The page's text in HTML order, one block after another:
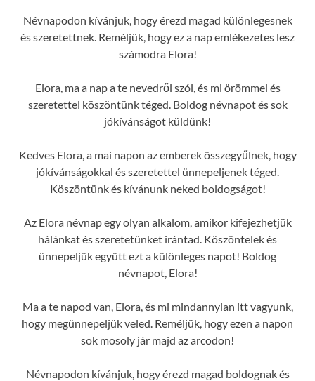
Névnapodon kívánjuk, hogy érezd magad különlegesnek
és szeretettnek. Reméljük, hogy ez a nap emlékezetes lesz
számodra Elora!
Elora, ma a nap a te nevedről szól, és mi örömmel és
szeretettel köszöntünk téged. Boldog névnapot és sok
jókívánságot küldünk!
Kedves Elora, a mai napon az emberek összegyűlnek, hogy
jókívánságokkal és szeretettel ünnepeljenek téged.
Köszöntünk és kívánunk neked boldogságot!
Az Elora névnap egy olyan alkalom, amikor kifejezhetjük
hálánkat és szeretetünket irántad. Köszöntelek és
ünnepeljük együtt ezt a különleges napot! Boldog
névnapot, Elora!
Ma a te napod van, Elora, és mi mindannyian itt vagyunk,
hogy megünnepeljük veled. Reméljük, hogy ezen a napon
sok mosoly jár majd az arcodon!
Névnapodon kívánjuk, hogy érezd magad boldognak és